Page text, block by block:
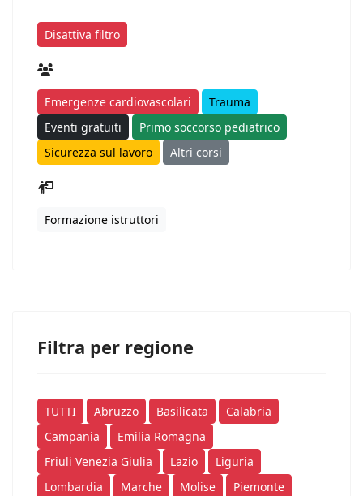
Disattiva filtro
Emergenze cardiovascolari
Trauma
Eventi gratuiti
Primo soccorso pediatrico
Sicurezza sul lavoro
Altri corsi
Formazione istruttori
Filtra per regione
TUTTI Abruzzo Basilicata
Calabria
Campania
Emilia Romagna
Friuli Venezia Giulia
Lazio
Liguria
Lombardia
Marche Molise
Piemonte